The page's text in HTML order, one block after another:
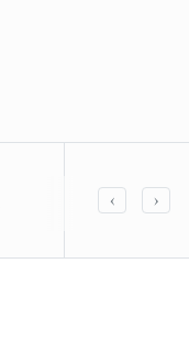
Oplev
‹ ›